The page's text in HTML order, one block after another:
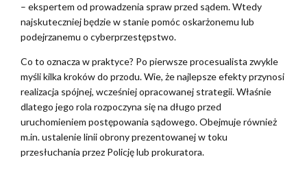
– ekspertem od prowadzenia spraw przed sądem. Wtedy
najskuteczniej będzie w stanie pomóc oskarżonemu lub
podejrzanemu o cyberprzestępstwo.
Co to oznacza w praktyce? Po pierwsze procesualista zwykle
myśli kilka kroków do przodu. Wie, że najlepsze efekty przynosi
realizacja spójnej, wcześniej opracowanej strategii. Właśnie
dlatego jego rola rozpoczyna się na długo przed
uruchomieniem postępowania sądowego. Obejmuje również
m.in. ustalenie linii obrony prezentowanej w toku
przesłuchania przez Policję lub prokuratora.